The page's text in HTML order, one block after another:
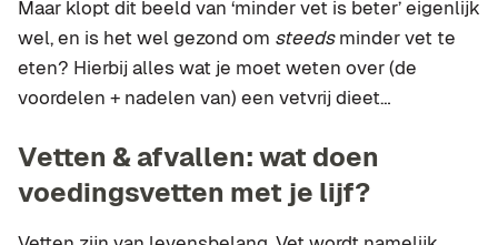
Maar klopt dit beeld van ‘minder vet is beter’ eigenlijk
wel, en is het wel gezond om steedsminder vet te
eten? Hierbij alles wat je moet weten over (de
voordelen + nadelen van) een vetvrij dieet…
Vetten & afvallen: wat doen
voedingsvetten met je lijf?